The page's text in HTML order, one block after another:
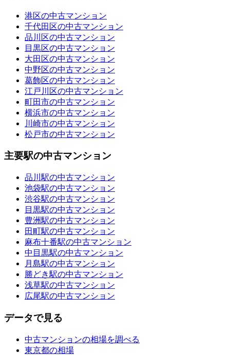
港区の中古マンション
千代田区の中古マンション
品川区の中古マンション
目黒区の中古マンション
大田区の中古マンション
中野区の中古マンション
葛飾区の中古マンション
江戸川区の中古マンション
町田市の中古マンション
横浜市の中古マンション
川崎市の中古マンション
松戸市の中古マンション
主要駅の中古マンション
品川駅の中古マンション
池袋駅の中古マンション
渋谷駅の中古マンション
目黒駅の中古マンション
豊洲駅の中古マンション
田町駅の中古マンション
麻布十番駅の中古マンション
中目黒駅の中古マンション
月島駅の中古マンション
勝どき駅の中古マンション
浅草駅の中古マンション
広尾駅の中古マンション
データで見る
中古マンションの相場を調べる
東京都の相場